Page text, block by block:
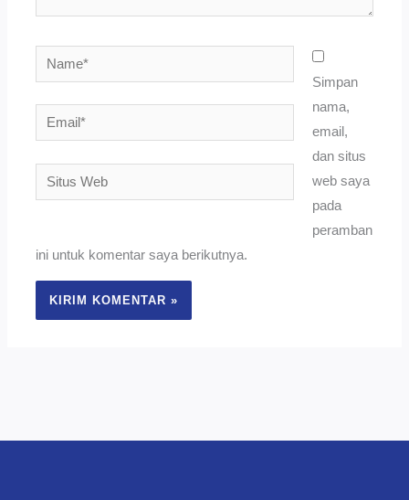
Name*
Email*
Situs
Web
Simpan
nama,
email,
dan situs
web saya
pada
peramban
ini untuk komentar saya berikutnya.